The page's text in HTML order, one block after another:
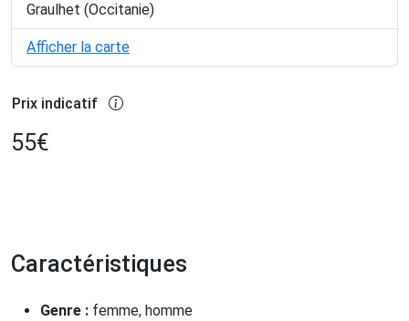
Graulhet (Occitanie)
Afficher la carte
Prix indicatif
55€
Caractéristiques
Genre : femme, homme